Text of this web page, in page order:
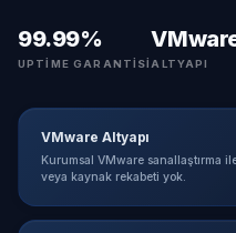
99.99%
UPTIME GARANTISI ALTYAPI
VMware Altyapı
Kurumsal VMware sanallaştırma
veya kaynak rekabeti yok.